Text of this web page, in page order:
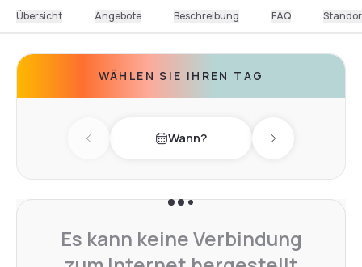
Übersicht Angebote Beschreibung FAQ
WÄHLEN SIE IHREN TAG
Previous day Wann? Next day
Es kann keine Verbindung